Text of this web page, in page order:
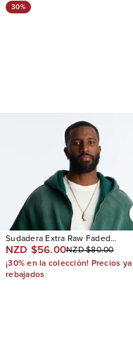
30%
Sudadera Extra Raw Faded
Distressed Zip Up
NZD $56.00NZD $80.00
¡30% en la colección! Precios ya
rebajados